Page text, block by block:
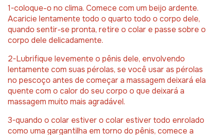
1-coloque-o no clima. Comece com um beijo ardente.
Acaricie lentamente todo o quarto todo o corpo dele,
quando sentir-se pronta, retire o colar e passe sobre o
corpo dele delicadamente.
2-Lubrifique levemente o pênis dele, envolvendo
lentamente com suas pérolas, se você usar as pérolas
no pescoço antes de começar a massagem deixará ela
quente com o calor do seu corpo o que deixará a
massagem muito mais agradável.
3-quando o colar estiver o colar estiver todo enrolado
como uma gargantilha em torno do pênis, comece a